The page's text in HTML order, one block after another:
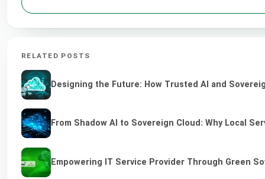
RELATED POSTS
Designing the Future: How Trusted AI and
From Shadow AI to Sovereign Cloud: Why Local
Empowering IT Service Provider Through Green